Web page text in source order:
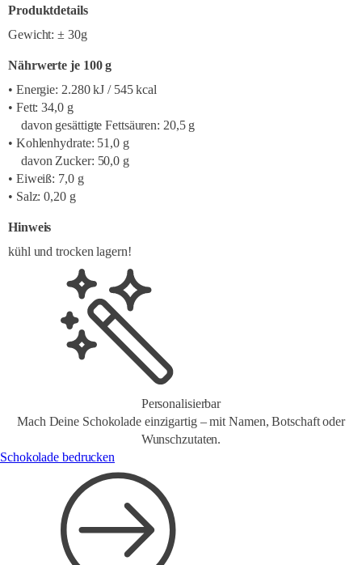
Produktdetails
Gewicht: ± 30g
Nährwerte je 100 g
• Energie: 2.280 kJ / 545 kcal
• Fett: 34,0 g
davon gesättigte Fettsäuren: 20,5 g
• Kohlenhydrate: 51,0 g
davon Zucker: 50,0 g
• Eiweiß: 7,0 g
• Salz: 0,20 g
Hinweis
kühl und trocken lagern!
Personalisierbar
Mach Deine Schokolade einzigartig – mit Namen, Botschaft oder
Wunschzutaten.
Schokolade bedrucken